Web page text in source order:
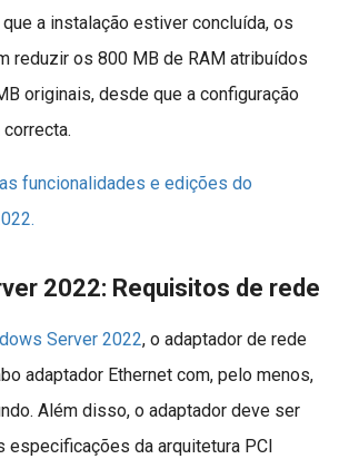
a instalação estiver concluída, os
reduzir os 800 MB de RAM atribuídos
originais, desde que a configuração
as funcionalidades e edições do
2022: Requisitos de rede
Server 2022, o adaptador de rede
adaptador Ethernet com, pelo menos,
Além disso, o adaptador deve ser
especificações da arquitetura PCI